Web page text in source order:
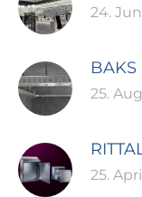
24.
25.
25.